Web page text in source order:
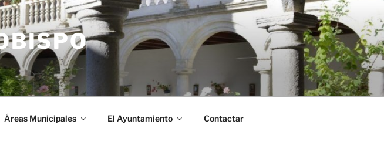
Áreas Municipales El Ayuntamiento Contactar